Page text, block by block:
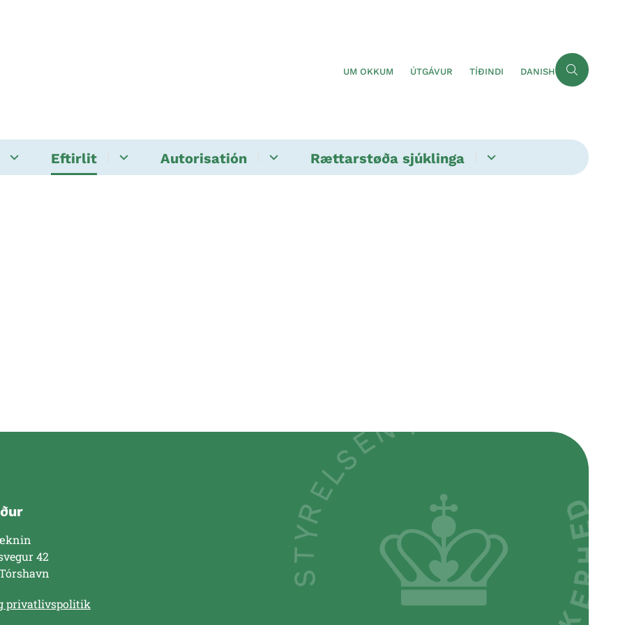
UM OKKUM ÚTGÁVUR TÍÐINDI DANISH
Eftirlit Autorisatión Rættarstøða sjúklinga
42
privatlivspolitik